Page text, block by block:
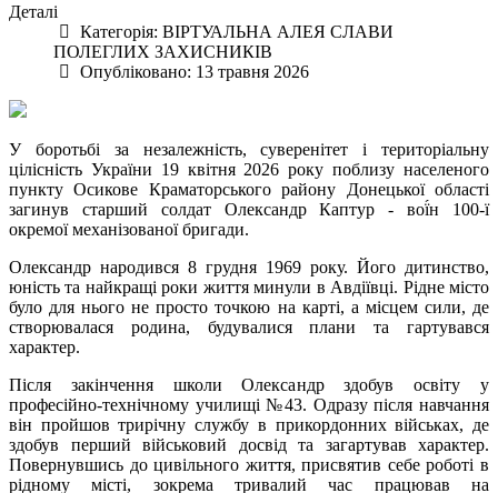
Деталі
Категорія: ВІРТУАЛЬНА АЛЕЯ СЛАВИ
ПОЛЕГЛИХ ЗАХИСНИКІВ
Опубліковано: 13 травня 2026
У боротьбі за незалежність, суверенітет і територіальну
цілісність України 19 квітня 2026 року поблизу населеного
пункту Осикове Краматорського району Донецької області
загинув старший солдат Олександр Каптур - вої́н 100-ї
окремої механізованої бригади.
Олександр народився 8 грудня 1969 року. Його дитинство,
юність та найкращі роки життя минули в Авдіївці. Рідне місто
було для нього не просто точкою на карті, а місцем сили, де
створювалася родина, будувалися плани та гартувався
характер.
Після закінчення школи Олександр здобув освіту у
професійно-технічному училищі №43. Одразу після навчання
він пройшов трирічну службу в прикордонних військах, де
здобув перший військовий досвід та загартував характер.
Повернувшись до цивільного життя, присвятив себе роботі в
рідному місті, зокрема тривалий час працював на